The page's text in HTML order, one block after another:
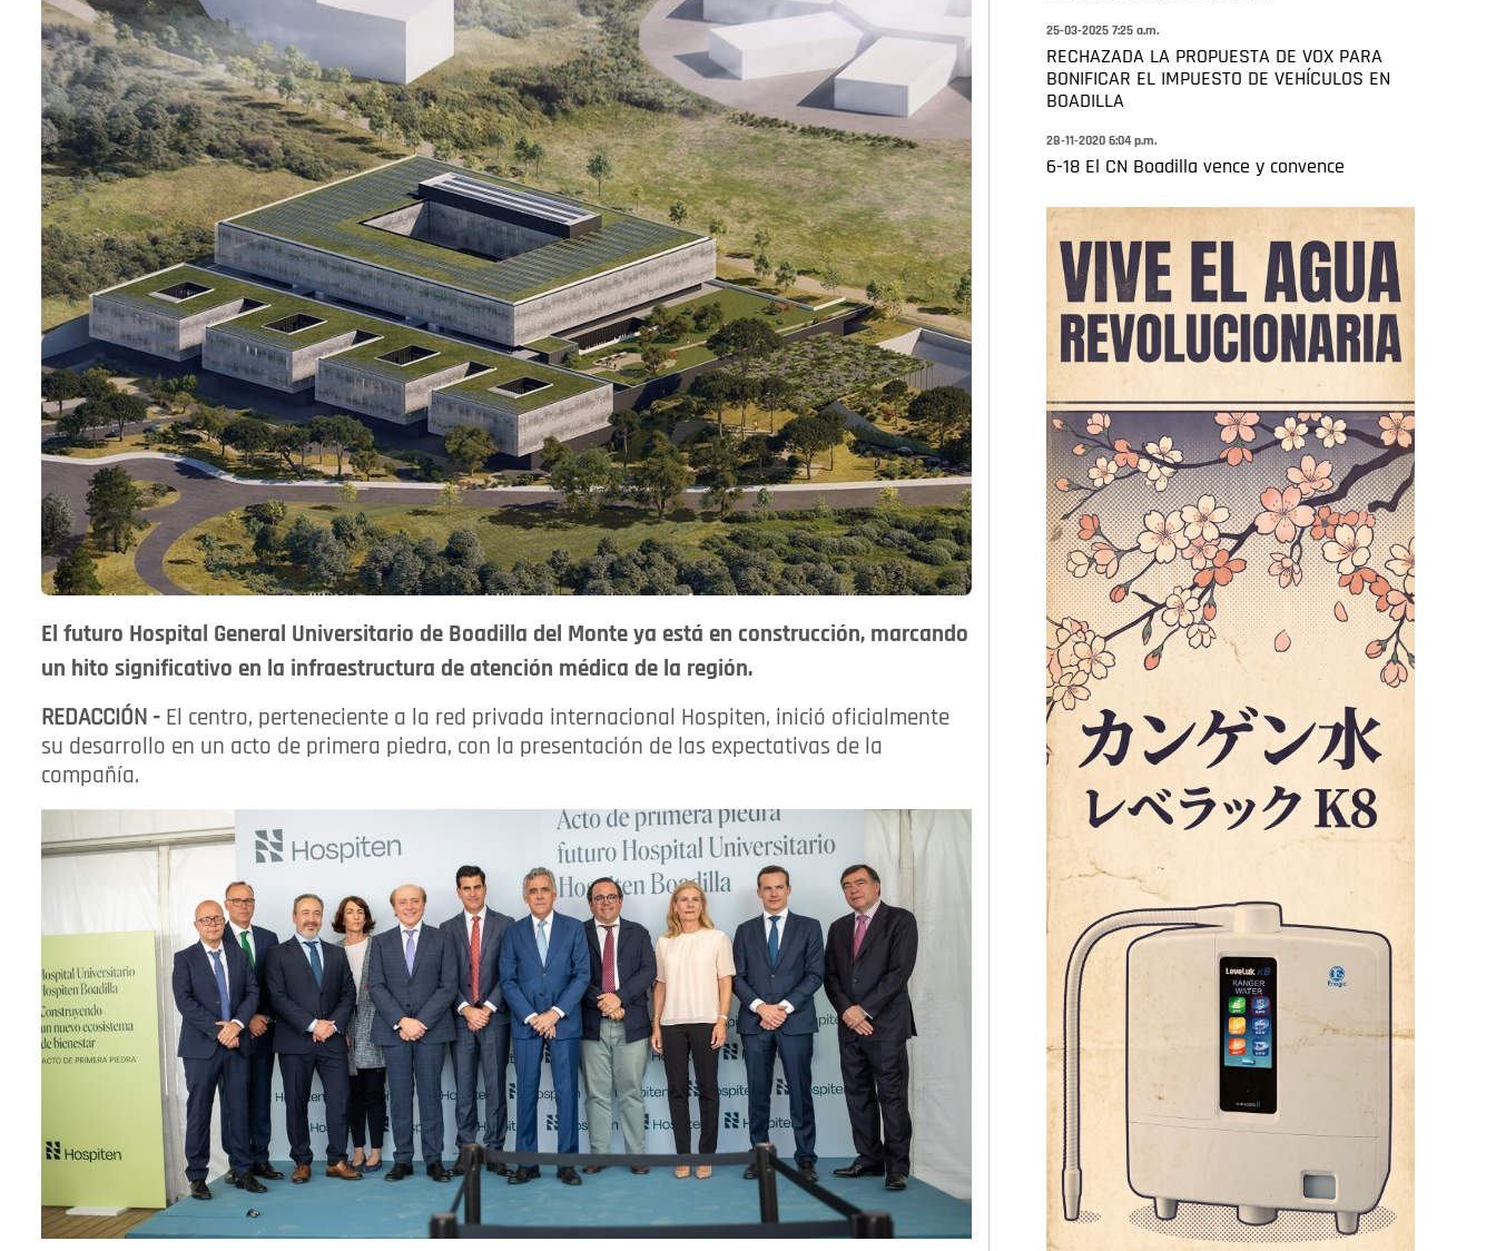
El futuro Hospital General Universitario de Boadilla del Monte ya está en construcción, marcando
un hito significativo en la infraestructura de atención médica de la región.
REDACCIÓN - El centro, perteneciente a la red privada internacional Hospiten, inició oficialmente
su desarrollo en un acto de primera piedra, con la presentación de las expectativas de la
compañía.
25-03-2025 7:25 a.m.
RECHAZADA LA PROPUESTA DE VOX PARA
BONIFICAR EL IMPUESTO DE VEHÍCULOS EN
BOADILLA
28-11-2020 6:04 p.m.
6-18 El CN Boadilla vence y convence